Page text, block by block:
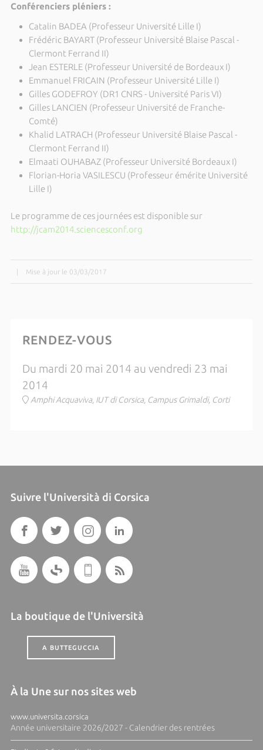
Conférenciers pléniers :
Catalin BADEA (Professeur Université Lille I)
Frédéric BAYART (Professeur Université Blaise Pascal -
Clermont Ferrand II)
Jean ESTERLE (Professeur Université de Bordeaux I)
Emmanuel FRICAIN (Professeur Université Lille I)
Gilles GODEFROY (DR1 CNRS - Université Paris VI)
Gilles LANCIEN (Professeur Université de Franche-
Comté)
Khalid LATRACH (Professeur Université Blaise Pascal -
Clermont Ferrand II)
Elmaati OUHABAZ (Professeur Université Bordeaux I)
Florian-Horia VASILESCU (Professeur émérite Université
Lille I)
Le programme de ces journées est disponible sur
http://jcam2014.sciencesconf.org
Mise à jour le 03/03/2017
RENDEZ-VOUS
Du mardi 20 mai 2014 au vendredi 23 mai
2014
Amphi Acquaviva, IUT di Corsica, Campus Grimaldi, Corti
Suivre l'Università di Corsica
La boutique de l'Università
A BUTTEGUCCIA
À la Une sur nos sites web
www.universita.corsica
Année universitaire 2026/2027 - Calendrier des rentrées